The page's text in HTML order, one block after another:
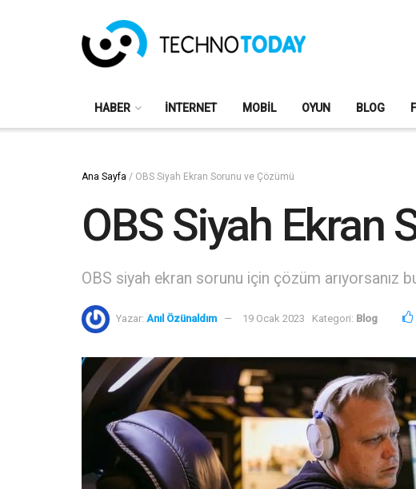
HABER İNTERNET MOBIL OYUN BLOG
Ana Sayfa / OBS Siyah Ekran Sorunu ve Çözümü
OBS Siyah Ekran
OBS siyah ekran sorunu için çözüm arıyorsanız
Yazar: Anıl Özünaldım 19 Ocak 2023 Kategori: Blog